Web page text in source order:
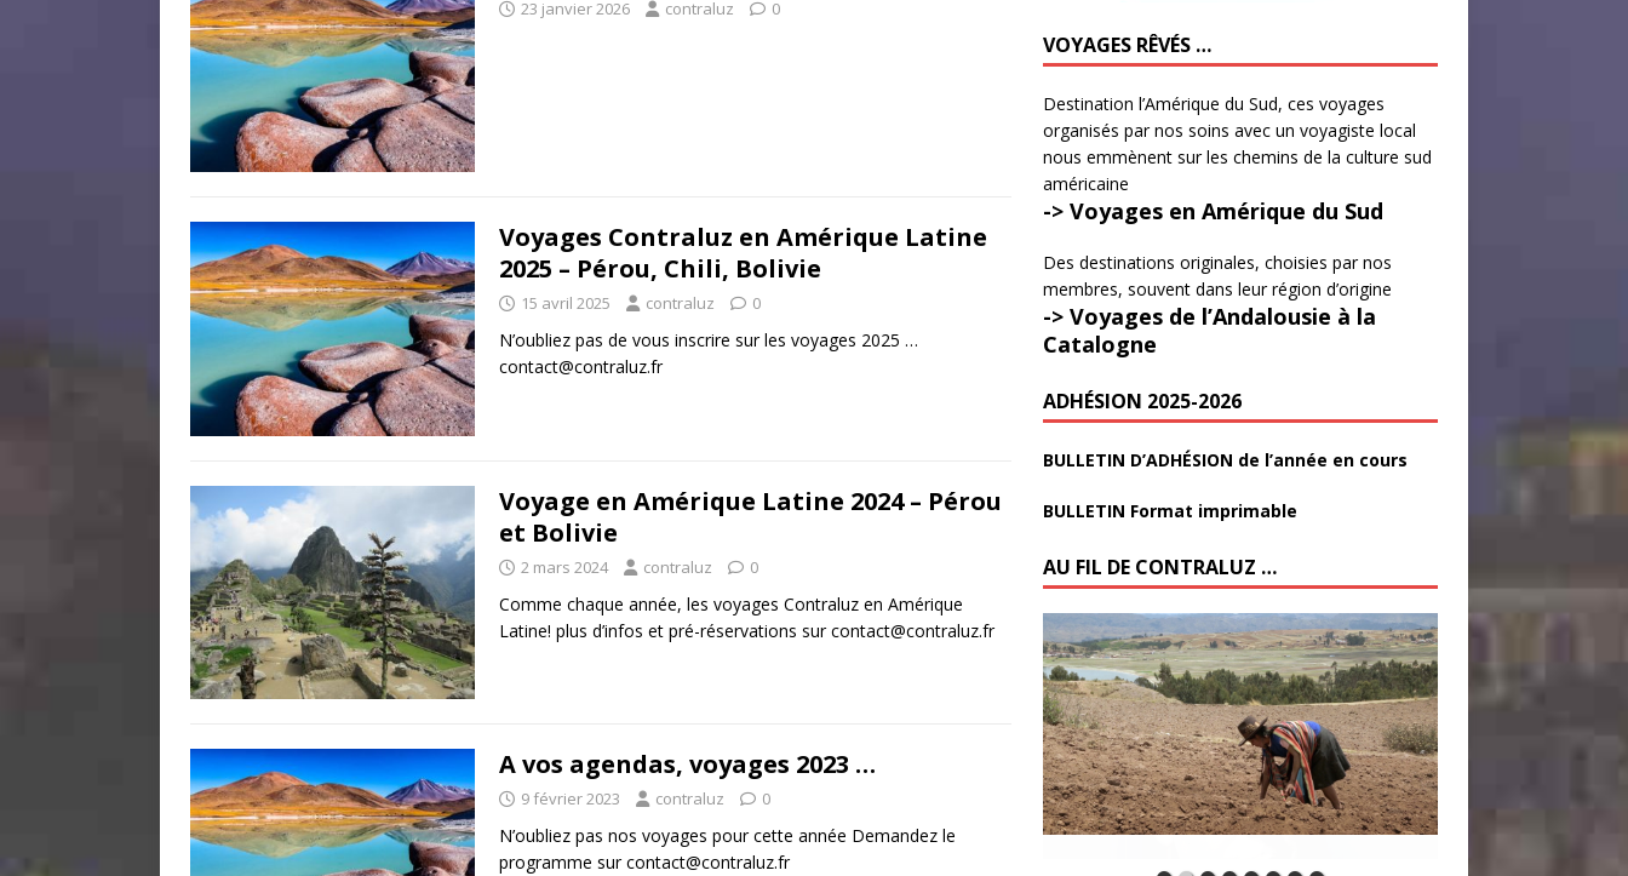
23 janvier 2026 contraluz 0
Voyages Contraluz en Amérique Latine
2025 – Pérou, Chili, Bolivie
15 avril 2025 contraluz 0
N’oubliez pas de vous inscrire sur les voyages 2025 …
contact@contraluz.fr
Voyage en Amérique Latine 2024 – Pérou
et Bolivie
2 mars 2024 contraluz 0
Comme chaque année, les voyages Contraluz en Amérique
Latine! plus d’infos et pré-réservations sur contact@contraluz.fr
A vos agendas, voyages 2023 …
9 février 2023 contraluz 0
N’oubliez pas nos voyages pour cette année Demandez le
programme sur contact@contraluz.fr
VOYAGES RÊVÉS …
Destination l’Amérique du Sud, ces voyages
organisés par nos soins avec un voyagiste local
nous emmènent sur les chemins de la culture sud
américaine
-> Voyages en Amérique du Sud
Des destinations originales, choisies par nos
membres, souvent dans leur région d’origine
-> Voyages de l’Andalousie à la
Catalogne
ADHÉSION 2025-2026
BULLETIN D’ADHÉSION de l’année en cours
BULLETIN Format imprimable
AU FIL DE CONTRALUZ …